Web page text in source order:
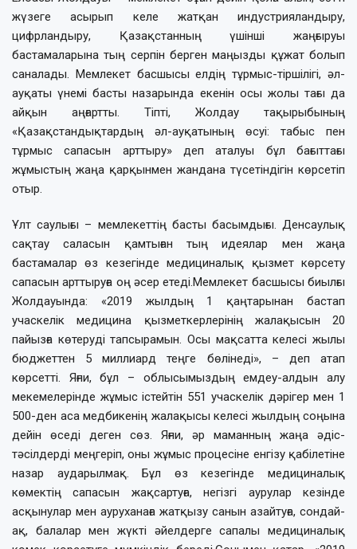
жүзеге асырып келе жатқан индустрияландыру,
цифрландыру, Қазақстанның үшінші жаңғыруы
бастамаларына тың серпін берген маңызды құжат болып
саналады. Мемлекет басшысы елдің тұрмыс-тіршілігі, әл-
ауқаты үнемі басты назарында екенін осы жолы тағы да
айқын аңғартты. Тіпті, Жолдау тақырыбының
«Қазақстандықтардың әл-ауқатының өсуі: табыс пен
тұрмыс сапасын арттыру» деп аталуы бұл бағыттағы
жұмыстың жаңа қарқынмен жандана түсетіндігін көрсетіп
отыр.
Ұлт саулығы – мемлекеттің басты басымдығы. Денсаулық
сақтау саласын қамтыған тың идеялар мен жаңа
бастамалар өз кезегінде медициналық қызмет көрсету
сапасын арттыруға оң әсер етеді.Мемлекет басшысы биылғы
Жолдауында: «2019 жылдың 1 қаңтарынан бастап
учаскелік медицина қызметкерлерінің жалақысын 20
пайызға көтеруді тапсырамын. Осы мақсатта келесі жылы
бюджеттен 5 миллиард теңге бөлінеді», – деп атап
көрсетті. Яғни, бұл – облысымыздың емдеу-алдын алу
мекемелерінде жұмыс істейтін 551 учаскелік дәрігер мен 1
500-ден аса медбикенің жалақысы келесі жылдың соңына
дейін өседі деген сөз. Яғни, әр маманның жаңа әдіс-
тәсілдерді меңгеріп, оны жұмыс процесіне енгізу қабілетіне
назар аударылмақ. Бұл өз кезегінде медициналық
көмектің сапасын жақсартуға, негізгі аурулар кезінде
асқынулар мен ауруханаға жатқызу санын азайтуға, сондай-
ақ, балалар мен жүкті әйелдерге сапалы медициналық